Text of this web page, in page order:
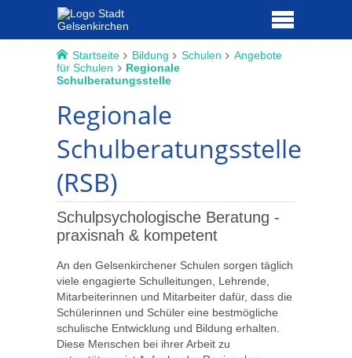
Startseite Bildung Schulen
Angebote
für Schulen
Regionale
Schulberatungsstelle
Regionale
Schulberatungsstelle
(RSB)
Schulpsychologische Beratung -
praxisnah & kompetent
An den Gelsenkirchener Schulen sorgen täglich
viele engagierte Schulleitungen, Lehrende,
Mitarbeiterinnen und Mitarbeiter dafür, dass die
Schülerinnen und Schüler eine bestmögliche
schulische Entwicklung und Bildung erhalten.
Diese Menschen bei ihrer Arbeit zu